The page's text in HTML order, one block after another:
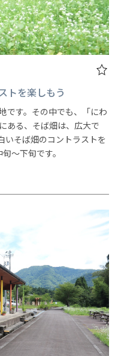
トを楽しもう
です。その中でも、「にわ
ある、そば畑は、広大で
いそば畑のコントラストを
～下旬です。